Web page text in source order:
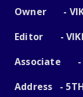
Owner -
Editor -
Associate -
Address - 5TH